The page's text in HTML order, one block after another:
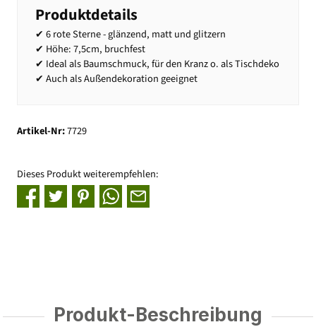
Produktdetails
✔ 6 rote Sterne - glänzend, matt und glitzern
✔ Höhe: 7,5cm, bruchfest
✔ Ideal als Baumschmuck, für den Kranz o. als Tischdeko
✔ Auch als Außendekoration geeignet
Artikel-Nr:7729
Dieses Produkt weiterempfehlen:
Produkt-Beschreibung